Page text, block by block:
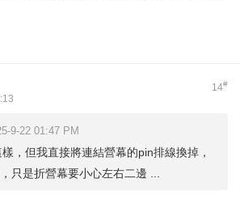
14#
9-22 01:47 PM
，但我直接將連結營幕的pin排線換掉，
只是折營幕要小心左右二邊 ...